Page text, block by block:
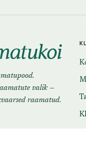
valik —
raamatud.